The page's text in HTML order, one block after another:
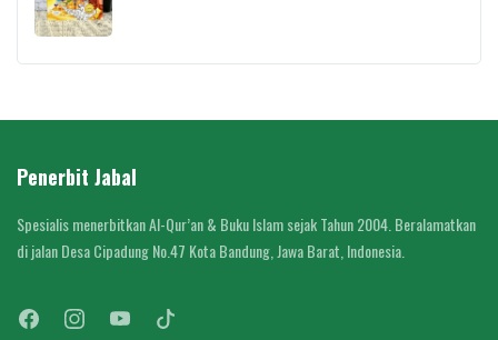
Penerbit Jabal
Spesialis menerbitkan Al-Qur’an & Buku Islam sejak Tahun 2004. Beralamatkan
di jalan Desa Cipadung No.47 Kota Bandung, Jawa Barat, Indonesia.